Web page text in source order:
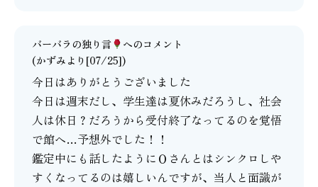
バーバラの独り言
へのコメント
(かずみより[07/25])
今日はありがとうございました
今日は週末だし、学生達は夏休みだろうし、社会
人は休日？だろうから受付終了なってるのを覚悟
で館へ…予想外でした！！
鑑定中にも話したようにＯさんとはシンクロしや
すくなってるのは嬉しいんですが、当人と面識が